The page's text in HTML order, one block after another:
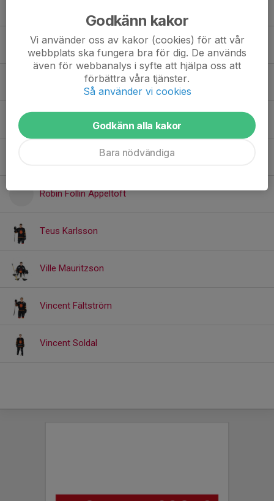
Olle Åstrand
Omar Yosef
Robin Follin Appeltoft
Teus Karlsson
Ville Mauritzson
Vincent Fältström
Vincent Soldal
Godkänn kakor
Vi använder oss av kakor (cookies) för att vår
webbplats ska fungera bra för dig. De används
även för webbanalys i syfte att hjälpa oss att
förbättra våra tjänster.
Så använder vi cookies
Godkänn alla kakor
Bara nödvändiga